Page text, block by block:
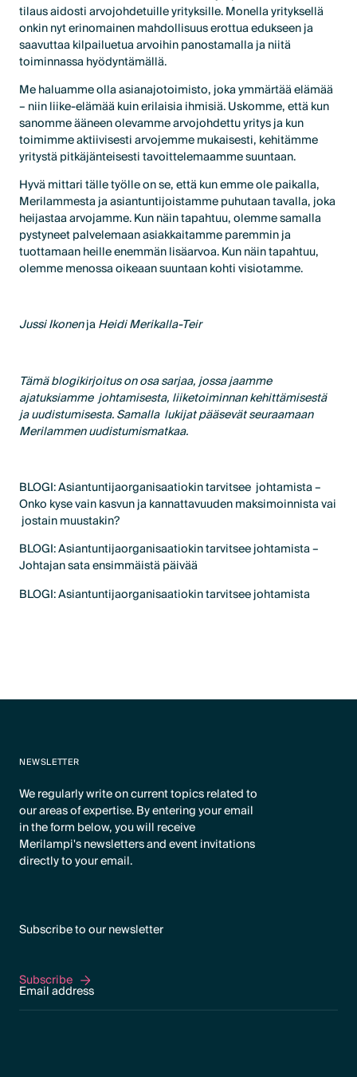
tilaus aidosti arvojohdetuille yrityksille. Monella yrityksellä
onkin nyt erinomainen mahdollisuus erottua edukseen ja
saavuttaa kilpailuetua arvoihin panostamalla ja niitä
toiminnassa hyödyntämällä.
Me haluamme olla asianajotoimisto, joka ymmärtää elämää
– niin liike-elämää kuin erilaisia ihmisiä. Uskomme, että kun
sanomme ääneen olevamme arvojohdettu yritys ja kun
toimimme aktiivisesti arvojemme mukaisesti, kehitämme
yritystä pitkäjänteisesti tavoittelemaamme suuntaan.
Hyvä mittari tälle työlle on se, että kun emme ole paikalla,
Merilammesta ja asiantuntijoistamme puhutaan tavalla, joka
heijastaa arvojamme. Kun näin tapahtuu, olemme samalla
pystyneet palvelemaan asiakkaitamme paremmin ja
tuottamaan heille enemmän lisäarvoa. Kun näin tapahtuu,
olemme menossa oikeaan suuntaan kohti visiotamme.
Jussi IkonenjaHeidi Merikalla-Teir
Tämä blogikirjoitus on osa sarjaa, jossa jaamme
ajatuksiamme johtamisesta, liiketoiminnan kehittämisestä
ja uudistumisesta. Samalla lukijat pääsevät seuraamaan
Merilammen uudistumismatkaa.
BLOGI: Asiantuntijaorganisaatiokin tarvitsee johtamista –
Onko kyse vain kasvun ja kannattavuuden maksimoinnista vai
jostain muustakin?
BLOGI: Asiantuntijaorganisaatiokin tarvitsee johtamista –
Johtajan sata ensimmäistä päivää
BLOGI: Asiantuntijaorganisaatiokin tarvitsee johtamista
NEWSLETTER
We regularly write on current topics related to
our areas of expertise. By entering your email
in the form below, you will receive
Merilampi's newsletters and event invitations
directly to your email.
Subscribe to our newsletter
Subscribe
Subscribe